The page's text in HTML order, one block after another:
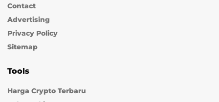
Contact
Advertising
Privacy Policy
Sitemap
Tools
Harga Crypto Terbaru